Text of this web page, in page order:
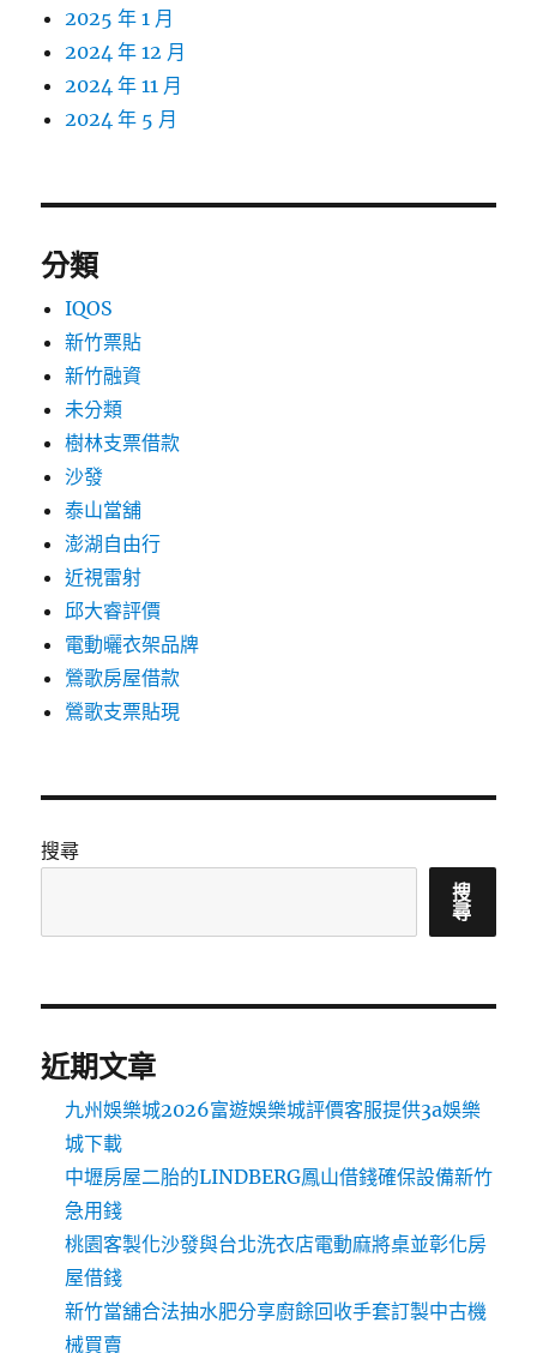
2025 年 1 月
2024 年 12 月
2024 年 11 月
2024 年 5 月
分類
IQOS
新竹票貼
新竹融資
未分類
樹林支票借款
沙發
泰山當舖
澎湖自由行
近視雷射
邱大睿評價
電動曬衣架品牌
鶯歌房屋借款
鶯歌支票貼現
搜尋
搜
尋
近期文章
九州娛樂城2026富遊娛樂城評價客服提供3a娛樂
城下載
中壢房屋二胎的LINDBERG鳳山借錢確保設備新竹
急用錢
桃園客製化沙發與台北洗衣店電動麻將桌並彰化房
屋借錢
新竹當舖合法抽水肥分享廚餘回收手套訂製中古機
械買賣